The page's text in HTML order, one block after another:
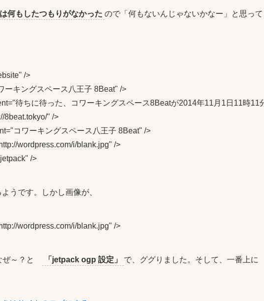
何もしたつもりがなかった ので「何もないんじゃないかなー」と思って
/>
ーキングスペース八王子 8Beat" />
待ちに待った、コワーキングスペース8Beatが2014年11月1日11時11
8beat.tokyo/" />
コワーキングスペース八王子 8Beat" />
wordpress.com/i/blank.jpg" />
/>
うです。しかし画像が、
wordpress.com/i/blank.jpg" />
ぜ～？と 「jetpack ogp 設定」
で、ググりました。そして、一番上に